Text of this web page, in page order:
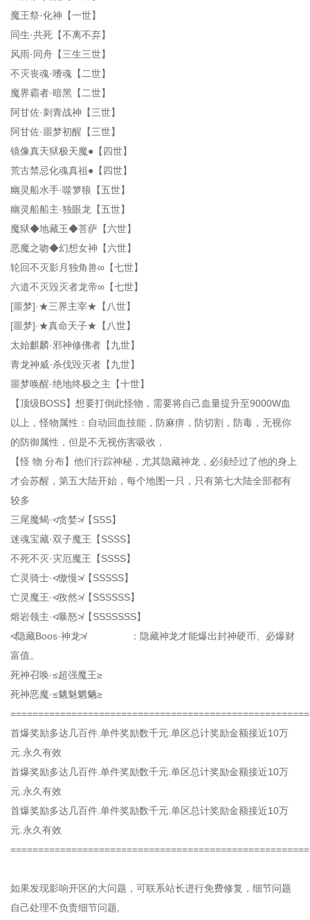
魔王祭·化神【一世】
同生·共死【不离不弃】
风雨·同舟【三生三世】
不灭丧魂·嗜魂【二世】
魔界霸者·暗黑【二世】
阿甘佐·刺青战神【三世】
阿甘佐·噩梦初醒【三世】
镜像真天狱极天魔●【四世】
荒古禁忌化魂真祖●【四世】
幽灵船水手·噬箩狼【五世】
幽灵船船主·独眼龙【五世】
魔狱◆地藏王◆菩萨【六世】
恶魔之吻◆幻想女神【六世】
轮回不灭影月独角兽∞【七世】
六道不灭毁灭者龙帝∞【七世】
[噩梦]·★三界主宰★【八世】
[噩梦]·★真命天子★【八世】
太始麒麟·邪神修佛者【九世】
青龙神威·杀伐毁灭者【九世】
噩梦唤醒·绝地终极之主【十世】
【顶级BOSS】想要打倒此怪物，需要将自己血量提升至9000W血
以上，怪物属性：自动回血技能，防麻痹，防切割，防毒，无视你
的防御属性，但是不无视伤害吸收，
【怪 物 分布】他们行踪神秘，尤其隐藏神龙，必须经过了他的身上
才会苏醒，第五大陆开始，每个地图一只，只有第七大陆全部都有
较多
三尾魔蝎·≮贪婪≯【SSS】
迷魂宝藏·双子魔王【SSSS】
不死不灭·灾厄魔王【SSSS】
亡灵骑士·≮傲慢≯【SSSSS】
亡灵魔王·≮孜然≯【SSSSSS】
熔岩领主·≮暴怒≯【SSSSSSS】
≮隐藏Boos·神龙≯ ：隐藏神龙才能爆出封神硬币、必爆财
富值。
死神召唤·≤超强魔王≥
死神恶魔·≤魑魅魍魉≥
首爆奖励多达几百件.单件奖励数千元.单区总计奖励金额接近10万
元.永久有效
首爆奖励多达几百件.单件奖励数千元.单区总计奖励金额接近10万
元.永久有效
首爆奖励多达几百件.单件奖励数千元.单区总计奖励金额接近10万
元.永久有效
如果发现影响开区的大问题，可联系站长进行免费修复，细节问题
自己处理不负责细节问题,